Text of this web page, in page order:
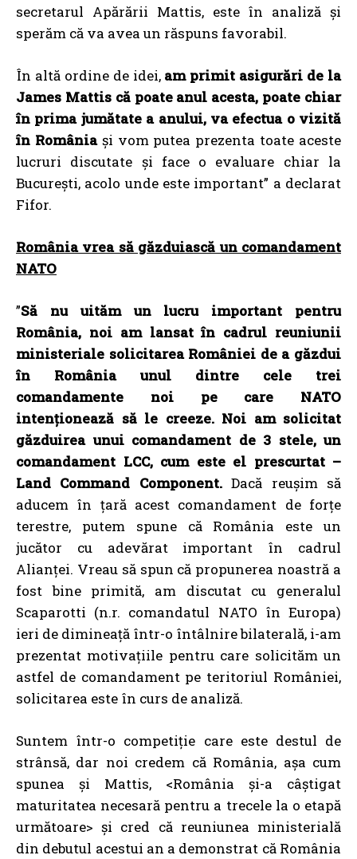
secretarul Apărării Mattis, este în analiză și
sperăm că va avea un răspuns favorabil.
În altă ordine de idei,am primit asigurări de la
James Mattis că poate anul acesta, poate chiar
în prima jumătate a anului, va efectua o vizită
în Româniași vom putea prezenta toate aceste
lucruri discutate și face o evaluare chiar la
București, acolo unde este important” a declarat
Fifor.
România vrea să găzduiască un comandament
NATO
”Să nu uităm un lucru important pentru
România, noi am lansat în cadrul reuniunii
ministeriale solicitarea României de a găzdui
în România unul dintre cele trei
comandamente noi pe care NATO
intenționează să le creeze. Noi am solicitat
găzduirea unui comandament de 3 stele, un
comandament LCC, cum este el prescurtat –
Land Command Component.Dacă reușim să
aducem în țară acest comandament de forțe
terestre, putem spune că România este un
jucător cu adevărat important în cadrul
Alianței. Vreau să spun că propunerea noastră a
fost bine primită, am discutat cu generalul
Scaparotti (n.r. comandatul NATO în Europa)
ieri de dimineață într-o întâlnire bilaterală, i-am
prezentat motivațiile pentru care solicităm un
astfel de comandament pe teritoriul României,
solicitarea este în curs de analiză.
Suntem într-o competiție care este destul de
strânsă, dar noi credem că România, așa cum
spunea și Mattis, <România și-a câștigat
maturitatea necesară pentru a trecele la o etapă
următoare> și cred că reuniunea ministerială
din debutul acestui an a demonstrat că România